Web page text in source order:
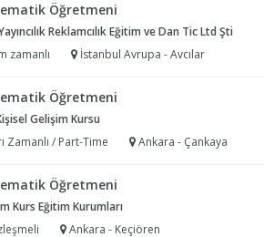
Öğretmeni
Reklamcılık Eğitim ve Dan Tic Ltd Şti
zamanlı
İstanbul Avrupa - Avcılar
Öğretmeni
Gelişim Kursu
Zamanlı / Part-Time
Ankara - Çankaya
Öğretmeni
Kurs Eğitim Kurumları
Ankara - Keçiören